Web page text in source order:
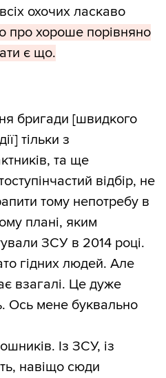
охочих ласкаво
про хороше порівняно
є що.
бригади [швидкого
тільки з
та ще
відбір, не
тому непотребу в
плані, яким
ЗСУ в 2014 році.
гідних людей. Але
взагалі. Це дуже
Ось мене буквально
Із ЗСУ, із
навіщо сюди